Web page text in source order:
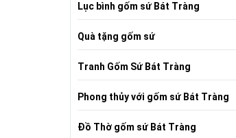
Lục bình gốm sứ Bát Tràng
Quà tặng gốm sứ
Tranh Gốm Sứ Bát Tràng
Phong thủy với gốm sứ Bát Tràng
Đồ Thờ gốm sứ Bát Tràng